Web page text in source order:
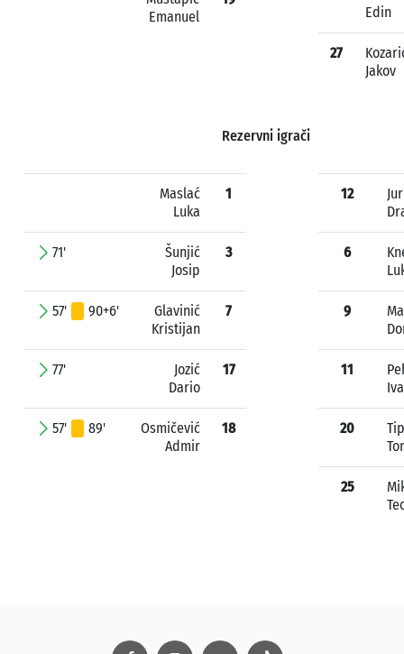
Emanuel
Edin
27
Jakov
Rezervni igrači
Maslać
Luka
1
71'
Šunjić
Josip
3
57' 90+6'
Glavinić
Kristijan
7
77'
Jozić
Dario
17
57' 89'
Osmičević
Admir
18
12
6
9
11
20
25